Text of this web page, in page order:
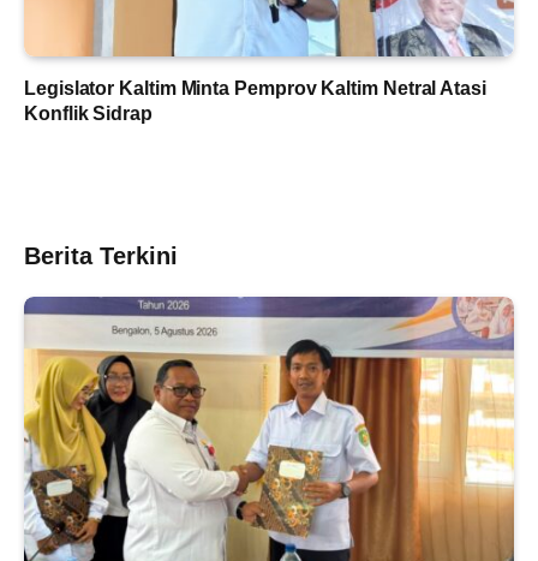
Legislator Kaltim Minta Pemprov Kaltim Netral Atasi
Konflik Sidrap
Berita Terkini